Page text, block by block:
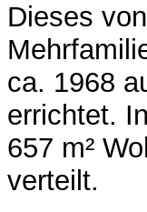
Dieses
ca. 1968
errichtet.
657 m²
verteilt.